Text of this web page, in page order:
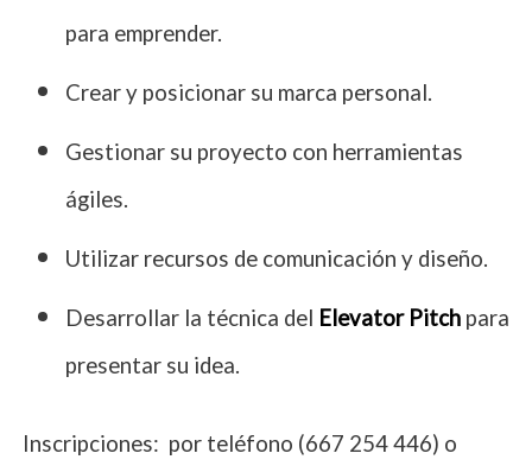
para emprender.
Crear y posicionar su marca personal.
Gestionar su proyecto con herramientas
ágiles.
Utilizar recursos de comunicación y diseño.
Desarrollar la técnica del Elevator Pitch para
presentar su idea.
Inscripciones: por teléfono (667 254 446) o